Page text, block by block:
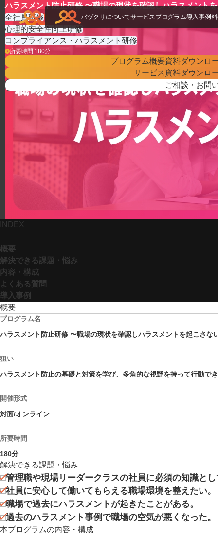
バヅクリについてサービスプログラム導入事例
TOP > 研修プログラム > ハラスメント防止研修 〜職場の現状を確認しハラスメ
ハラスメント防止研修 〜職場の現状を確認しハラスメント
全社員研修
心理的安全性向上研修
コンプライアンス・ハラスメント研修
所要時間:180分
プログラム概要資料ダウンロ
サービス資料ダウンロ
ご相談・お問
INDEX
概要
解決できる課題・悩み
内容・構成
よくある質問
導入事例
概要
プログラム名
ハラスメント防止研修 〜職場の現状を確認しハラスメントを起こさな
狙い
ハラスメント防止の基礎と対策を学び、多角的な視野を持って行動で
開催形式
対面/オンライン
所要時間
180分
解決できる課題・悩み
管理職や現場リーダークラスの社員に必須の知識と
社員に安⼼して働いてもらえる職場環境を整えたい。
職場で過去にハラスメントが起きたことがある。
過去のハラスメント事例で職場の空気が悪くなった。
本プログラムの内容・構成